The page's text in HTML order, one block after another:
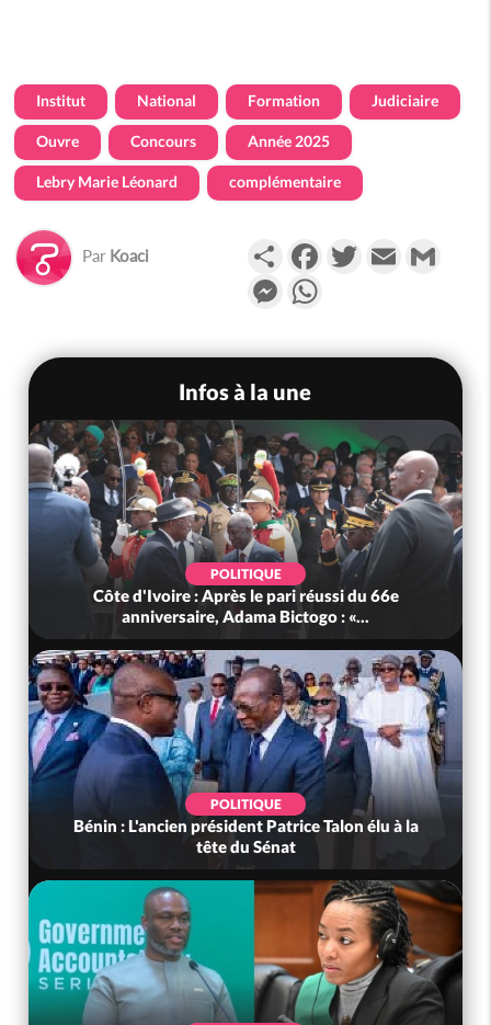
Institut National Formation Judiciaire
Ouvre Concours Année 2025
Lebry Marie Léonard complémentaire
Par Koaci PartagerFacebookTwitterEmail
Messenger
Infos à la une
POLITIQUE
Côte d'Ivoire : Après le pari réussi du 66e
anniversaire, Adama Bictogo : «...
POLITIQUE
Bénin : L'ancien président Patrice Talon élu à la
tête du Sénat